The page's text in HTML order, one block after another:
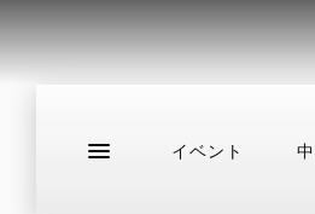
イベント